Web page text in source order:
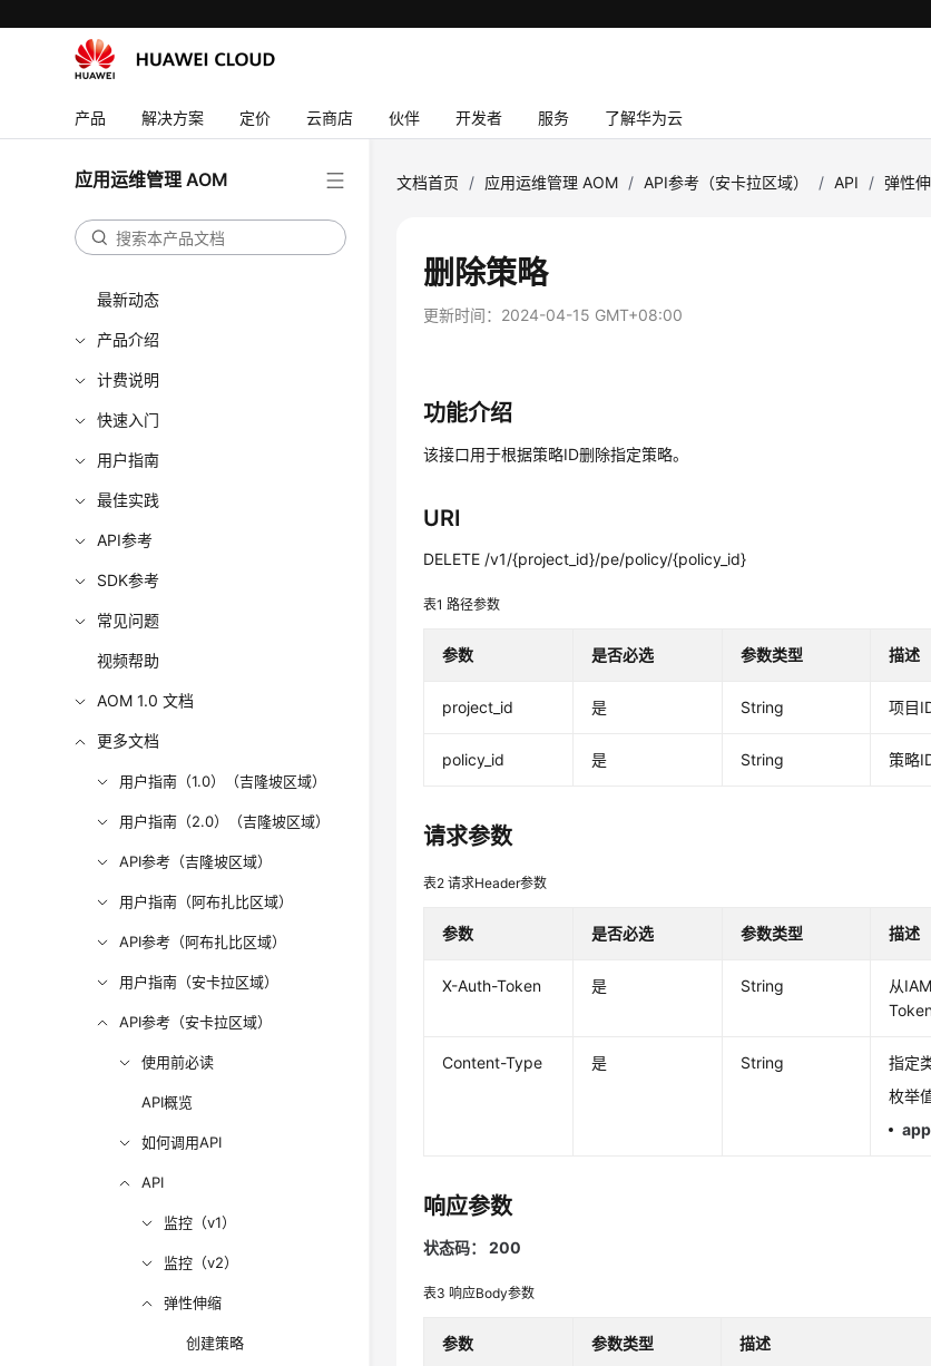
产品 解决方案 定价 云商店 伙伴 开发者 服务 了解华为云
应用运维管理 AOM
最新动态
产品介绍
计费说明
快速入门
用户指南
最佳实践
API参考
SDK参考
常见问题
视频帮助
AOM 1.0 文档
更多文档
用户指南（1.0）（吉隆坡区域）
用户指南（2.0）（吉隆坡区域）
API参考（吉隆坡区域）
用户指南（阿布扎比区域）
API参考（阿布扎比区域）
用户指南（安卡拉区域）
API参考（安卡拉区域）
使用前必读
API概览
如何调用API
API
监控（v1）
监控（v2）
弹性伸缩
创建策略
文档首页 / 应用运维管理 AOM / API参考（安卡拉区域） / API / 弹性
删除策略
更新时间： 2024-04-15 GMT+08:00
功能介绍
该接口用于根据策略ID删除指定策略。
URI
DELETE /v1/{project_id}/pe/policy/{policy_id}
表1路径参数
参数 是否必选 参数类型 描述
project_id 是 String 项目
policy_id 是 String 策略
请求参数
表2请求Header参数
参数 是否必选 参数类型 描述
X-Auth-Token 是 String
从
Token
Content-Type 是 String
指定
枚举
响应参数
状态码： 200
表3响应Body参数
参数 参数类型 描述